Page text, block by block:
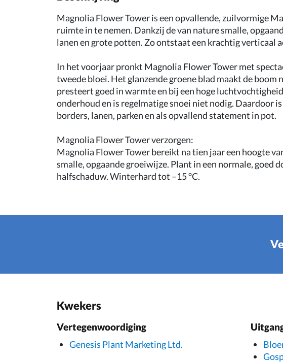
Magnolia Flower Tower is een opvallende, zuilvormige
ruimte in te nemen. Dankzij de van nature smalle,
lanen en grote potten. Zo ontstaat een krachtig verticaal
In het voorjaar pronkt Magnolia Flower Tower met
tweede bloei. Het glanzende groene blad maakt de
presteert goed in warmte en bij een hoge
onderhoud en is regelmatige snoei niet nodig. Daardoor
borders, lanen, parken en als opvallend statement in pot.
Magnolia Flower Tower verzorgen:
Magnolia Flower Tower bereikt na tien jaar een hoogte
smalle, opgaande groeiwijze. Plant in een normale, goed
halfschaduw. Winterhard tot –15 °C.
Kwekers
Vertegenwoordiging
Genesis Plant Marketing Ltd.